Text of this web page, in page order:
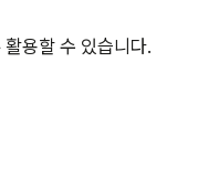
용할 수 있습니다.